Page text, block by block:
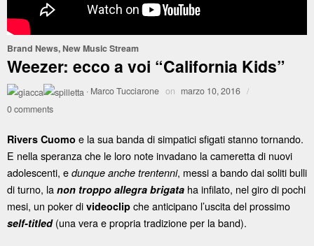
Brand News, New Music Stream
Weezer: ecco a voi “California Kids”
· Marco Tucciarone on marzo 10, 2016 /
0 comments
Rivers Cuomo e la sua banda di simpatici sfigati stanno tornando.
E nella speranza che le loro note invadano la cameretta di nuovi
adolescenti, e dunque anche trentenni, messi a bando dai soliti bulli
di turno, la non troppo allegra brigata ha infilato, nel giro di pochi
mesi, un poker di videoclip che anticipano l’uscita del prossimo
self-titled(una vera e propria tradizione per la band).